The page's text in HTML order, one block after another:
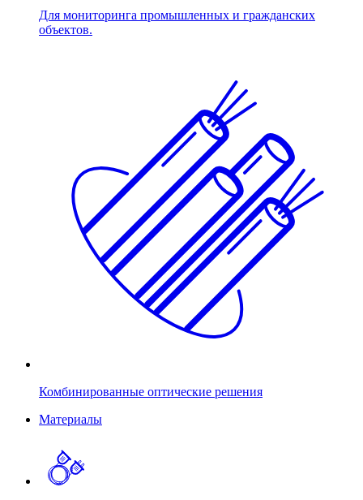
Для мониторинга промышленных и гражданских
объектов.
Комбинированные оптические решения
Материалы